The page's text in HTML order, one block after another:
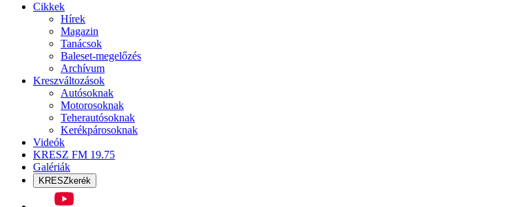
Cikkek
Hírek
Magazin
Tanácsok
Baleset-megelőzés
Archívum
Kreszváltozások
Autósoknak
Motorosoknak
Teherautósoknak
Kerékpárosoknak
Videók
KRESZ FM 19.75
Galériák
KRESZkerék